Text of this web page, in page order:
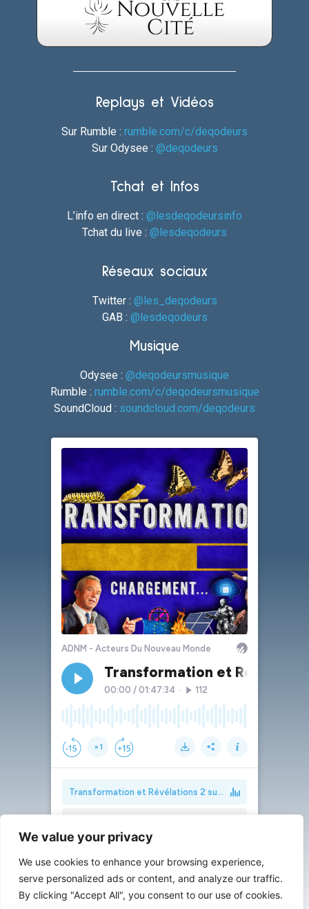
We value your privacy
We use cookies to enhance your browsing experience,
serve personalized ads or content, and analyze our traffic.
By clicking "Accept All", you consent to our use of cookies.
Replays et Vidéos
Sur Rumble : rumble.com/c/deqodeurs
Sur Odysee : @deqodeurs
Tchat et Infos
L’info en direct : @lesdeqodeursinfo
Tchat du live : @lesdeqodeurs
Réseaux sociaux
Twitter : @les_deqodeurs
GAB : @lesdeqodeurs
Musique
Odysee : @deqodeursmusique
Rumble : rumble.com/c/deqodeursmusique
SoundCloud : soundcloud.com/deqodeurs